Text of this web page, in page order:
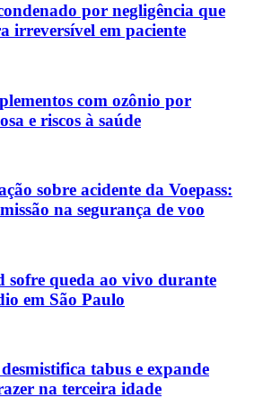
por negligência que
irreversível em paciente
com ozônio por
e riscos à saúde
sobre acidente da Voepass:
na segurança de voo
sofre queda ao vivo durante
em São Paulo
tabus e expande
na terceira idade